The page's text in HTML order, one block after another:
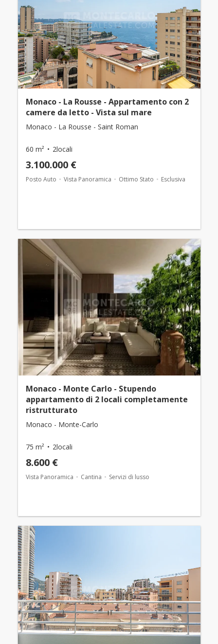
Monaco - La Rousse - Appartamento con 2
camere da letto - Vista sul mare
Monaco - La Rousse - Saint Roman
60 m² 2locali
3.100.000 €
Posto Auto Vista Panoramica Ottimo Stato Esclusiva
Monaco - Monte Carlo - Stupendo
appartamento di 2 locali completamente
ristrutturato
Monaco - Monte-Carlo
75 m² 2locali
8.600 €
Vista Panoramica Cantina Servizi di lusso